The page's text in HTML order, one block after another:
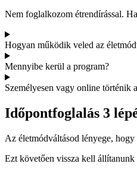
Nem foglalkozom étrendírással.
Hogyan működik veled az
Mennyibe kerül a program?
Személyesen vagy online történik
Időpontfoglalás 3
Az életmódváltásod lényege,
Ezt követően vissza kell